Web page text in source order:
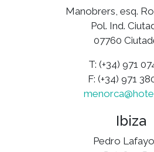
Manobrers, esq.
Pol. Ind.
07760
T: (+34) 971
F: (+34) 971
Ibiza
Pedro